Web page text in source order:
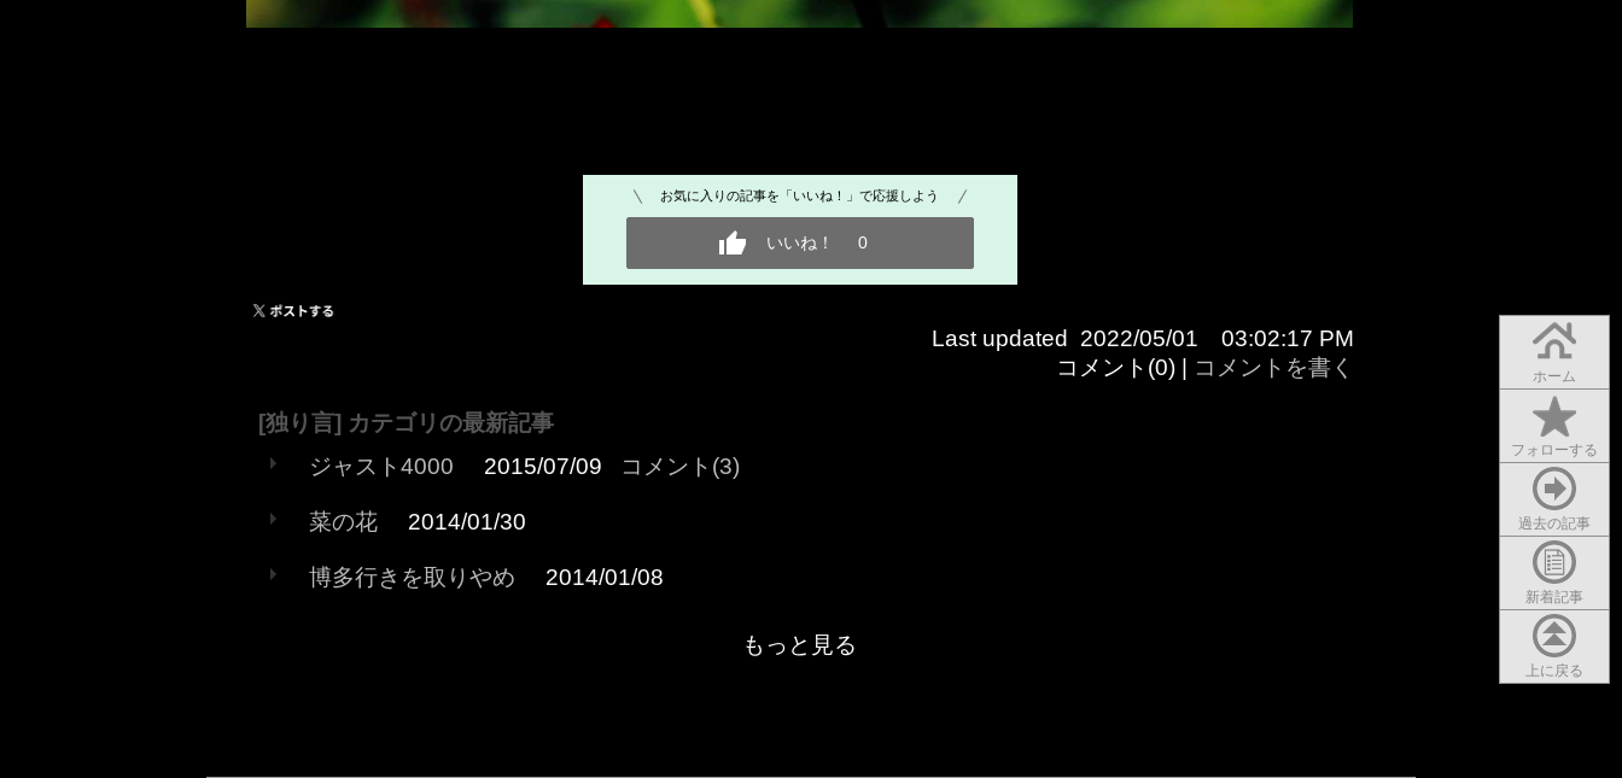
ホーム
フォローする
過去の記事
新着記事
上に戻る
お気に入りの記事を「いいね！」で応援しよう
いいね！ 0
Last updated 2022/05/01 03:02:17 PM
コメント(0) |
コメントを書く
[独り言] カテゴリの最新記事
ジャスト4000
2015/07/09 コメント(3)
菜の花 2014/01/30
博多行きを取りやめ 2014/01/08
もっと見る